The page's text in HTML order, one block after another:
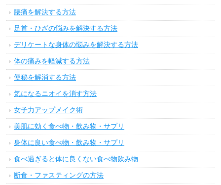
腰痛を解決する方法
足首・ひざの悩みを解決する方法
デリケートな身体の悩みを解決する方法
体の痛みを軽減する方法
便秘を解消する方法
気になるニオイを消す方法
女子力アップメイク術
美肌に効く食べ物・飲み物・サプリ
身体に良い食べ物・飲み物・サプリ
食べ過ぎると体に良くない食べ物飲み物
断食・ファスティングの方法